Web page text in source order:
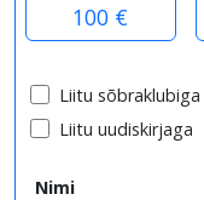
100 €
Liitu sõbraklubiga
Liitu uudiskirjaga
Nimi